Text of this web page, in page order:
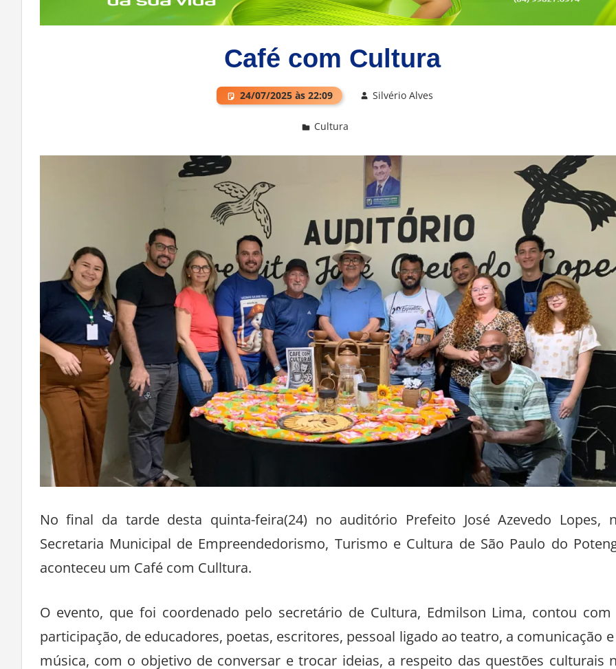
Café com Cultura
24/07/2025 às 22:09 Silvério Alves
Cultura
No final da tarde desta quinta-feira(24) no auditório Prefeito José Azevedo Lopes,
Secretaria Municipal de Empreendedorismo, Turismo e Cultura de São Paulo do
aconteceu um Café com Culltura.
O evento, que foi coordenado pelo secretário de Cultura, Edmilson Lima, contou com
participação, de educadores, poetas, escritores, pessoal ligado ao teatro, a comunicação
música, com o objetivo de conversar e trocar ideias, a respeito das questões culturais